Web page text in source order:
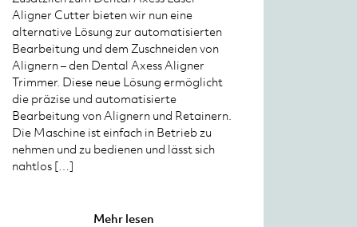
Aligner Cutter bieten wir nun eine
alternative Lösung zur automatisierten
Bearbeitung und dem Zuschneiden von
Alignern – den Dental Axess Aligner
Trimmer. Diese neue Lösung ermöglicht
die präzise und automatisierte
Bearbeitung von Alignern und Retainern.
Die Maschine ist einfach in Betrieb zu
nehmen und zu bedienen und lässt sich
nahtlos […]
Mehr lesen